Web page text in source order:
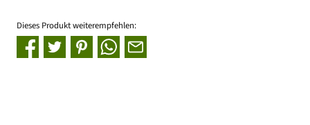
Dieses Produkt weiterempfehlen: